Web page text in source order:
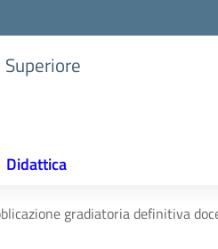
Didattica
gradiatoria definitiva